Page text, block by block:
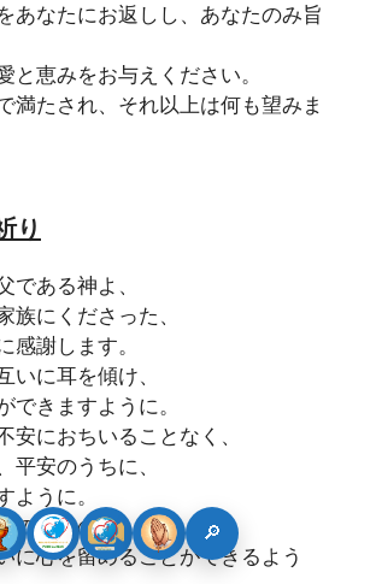
あなたにお返しし、あなたのみ旨
と恵みをお与えください。
満たされ、それ以上は何も望みま
り
である神よ、
族にくださった、
感謝します。
いに耳を傾け、
できますように。
安におちいることなく、
平安のうちに、
ように。
の家族の
に心を留めることができるよう
🔎